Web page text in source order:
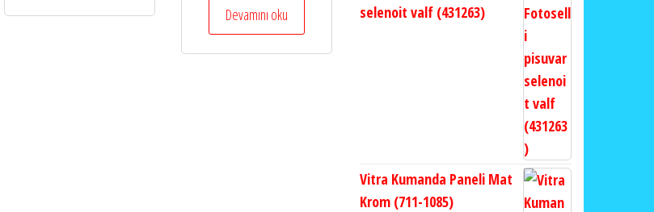
Devamını oku
selenoit valf (431263)
Vitra Kumanda Paneli Mat
Krom (711-1085)